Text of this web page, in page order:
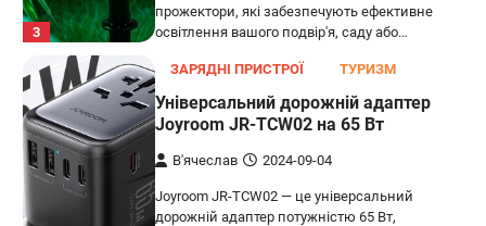
3
прожектори, які забезпечують ефективне
освітлення вашого подвір'я, саду або…
ЗАРЯДНІ ПРИСТРОЇ ТУРИЗМ
Універсальний дорожній адаптер
Joyroom JR-TCW02 на 65 Вт
В'ячеслав 2024-09-04
Joyroom JR-TCW02 — це універсальний
дорожній адаптер потужністю 65 Вт,